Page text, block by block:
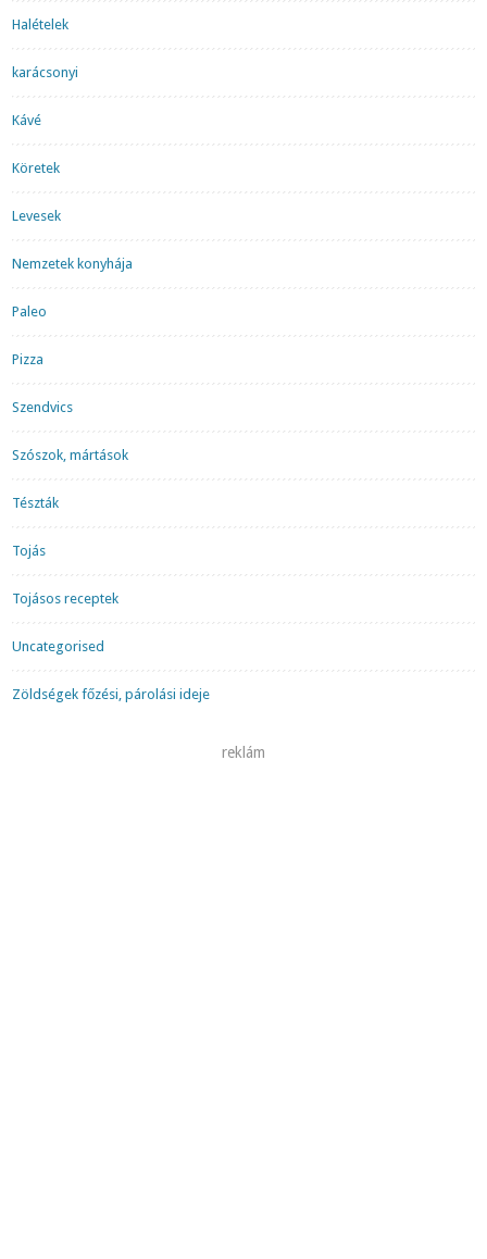
Halételek
karácsonyi
Kávé
Köretek
Levesek
Nemzetek konyhája
Paleo
Pizza
Szendvics
Szószok, mártások
Tészták
Tojás
Tojásos receptek
Uncategorised
Zöldségek főzési, párolási ideje
reklám